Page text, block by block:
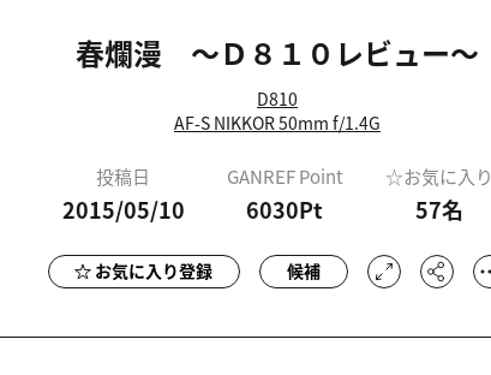
春爛漫 ～Ｄ８１０レビュー～
D810
AF-S NIKKOR 50mm f/1.4G
投稿日
2015/05/10
GANREF Point
6030Pt
☆お気に入り
57名
お気に入り登録 候補